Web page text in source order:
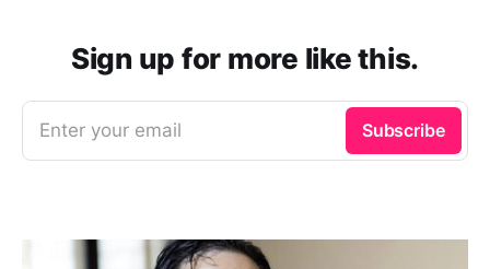
Sign up for more like this.
Enter your email Subscribe